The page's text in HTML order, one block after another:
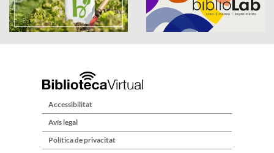
Accessibilitat
Avís legal
Política de privacitat